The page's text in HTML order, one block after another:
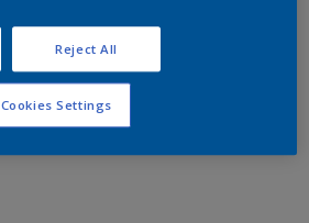
Reject All
Cookies Settings